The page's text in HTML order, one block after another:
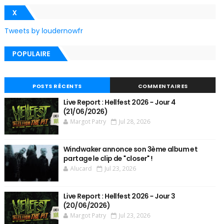
X
Tweets by loudernowfr
POPULAIRE
POSTS RÉCENTS COMMENTAIRES
Live Report : Hellfest 2026 - Jour 4
(21/06/2026)
Margot Patry Jul 28, 2026
Windwaker annonce son 3ème album et
partage le clip de "closer" !
Alucard Jul 23, 2026
Live Report : Hellfest 2026 - Jour 3
(20/06/2026)
Margot Patry Jul 23, 2026